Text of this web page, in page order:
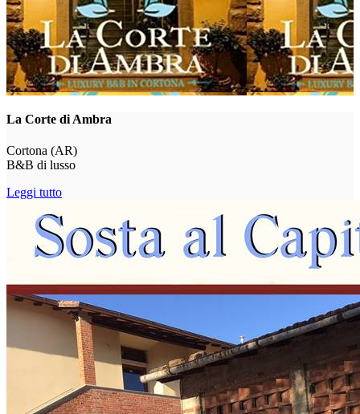
La Corte di Ambra
Cortona (AR)
B&B di lusso
Leggi tutto